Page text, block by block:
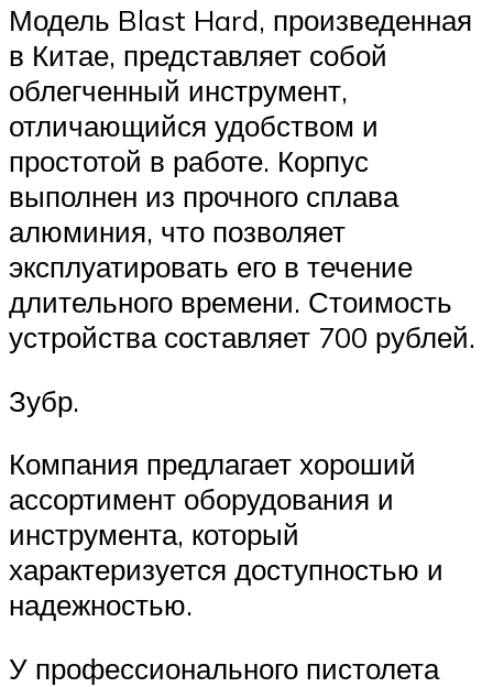
Модель Blast Hard, произведенная
в Китае, представляет собой
облегченный инструмент,
отличающийся удобством и
простотой в работе. Корпус
выполнен из прочного сплава
алюминия, что позволяет
эксплуатировать его в течение
длительного времени. Стоимость
устройства составляет 700 рублей.
Зубр.
Компания предлагает хороший
ассортимент оборудования и
инструмента, который
характеризуется доступностью и
надежностью.
У профессионального пистолета